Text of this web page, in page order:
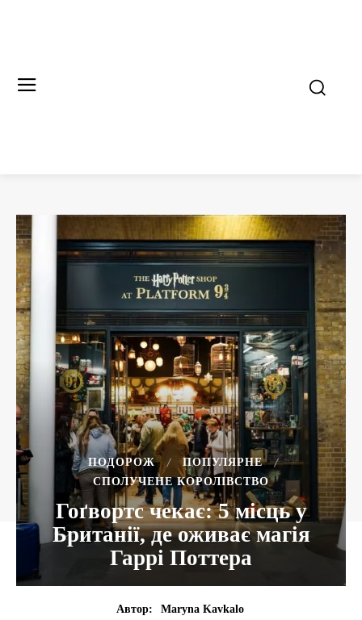
ПОДОРОЖ
ПОПУЛЯРНЕ
СПОЛУЧЕНЕ КОРОЛІВСТВО
Гоґвортс чекає: 5 місць у
Британії, де оживає магія
Гаррі Поттера
Автор:
Maryna Kavkalo